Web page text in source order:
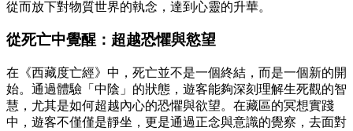
從而放下對物質世界的執念，達到心靈的升華。
從死亡中覺醒：超越恐懼與慾望
在《西藏度亡經》中，死亡並不是一個終結，而是一個新的開
始。通過體驗「中陰」的狀態，遊客能夠深刻理解生死觀的智
慧，尤其是如何超越內心的恐懼與欲望。在藏區的冥想實踐
中，遊客不僅僅是靜坐，更是通過正念與意識的覺察，去面對